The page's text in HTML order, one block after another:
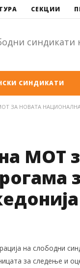
СЕКЦИИ
СИНДИКАТИ
ЗА НОВАТА
МОТ
на слободни
за следење и